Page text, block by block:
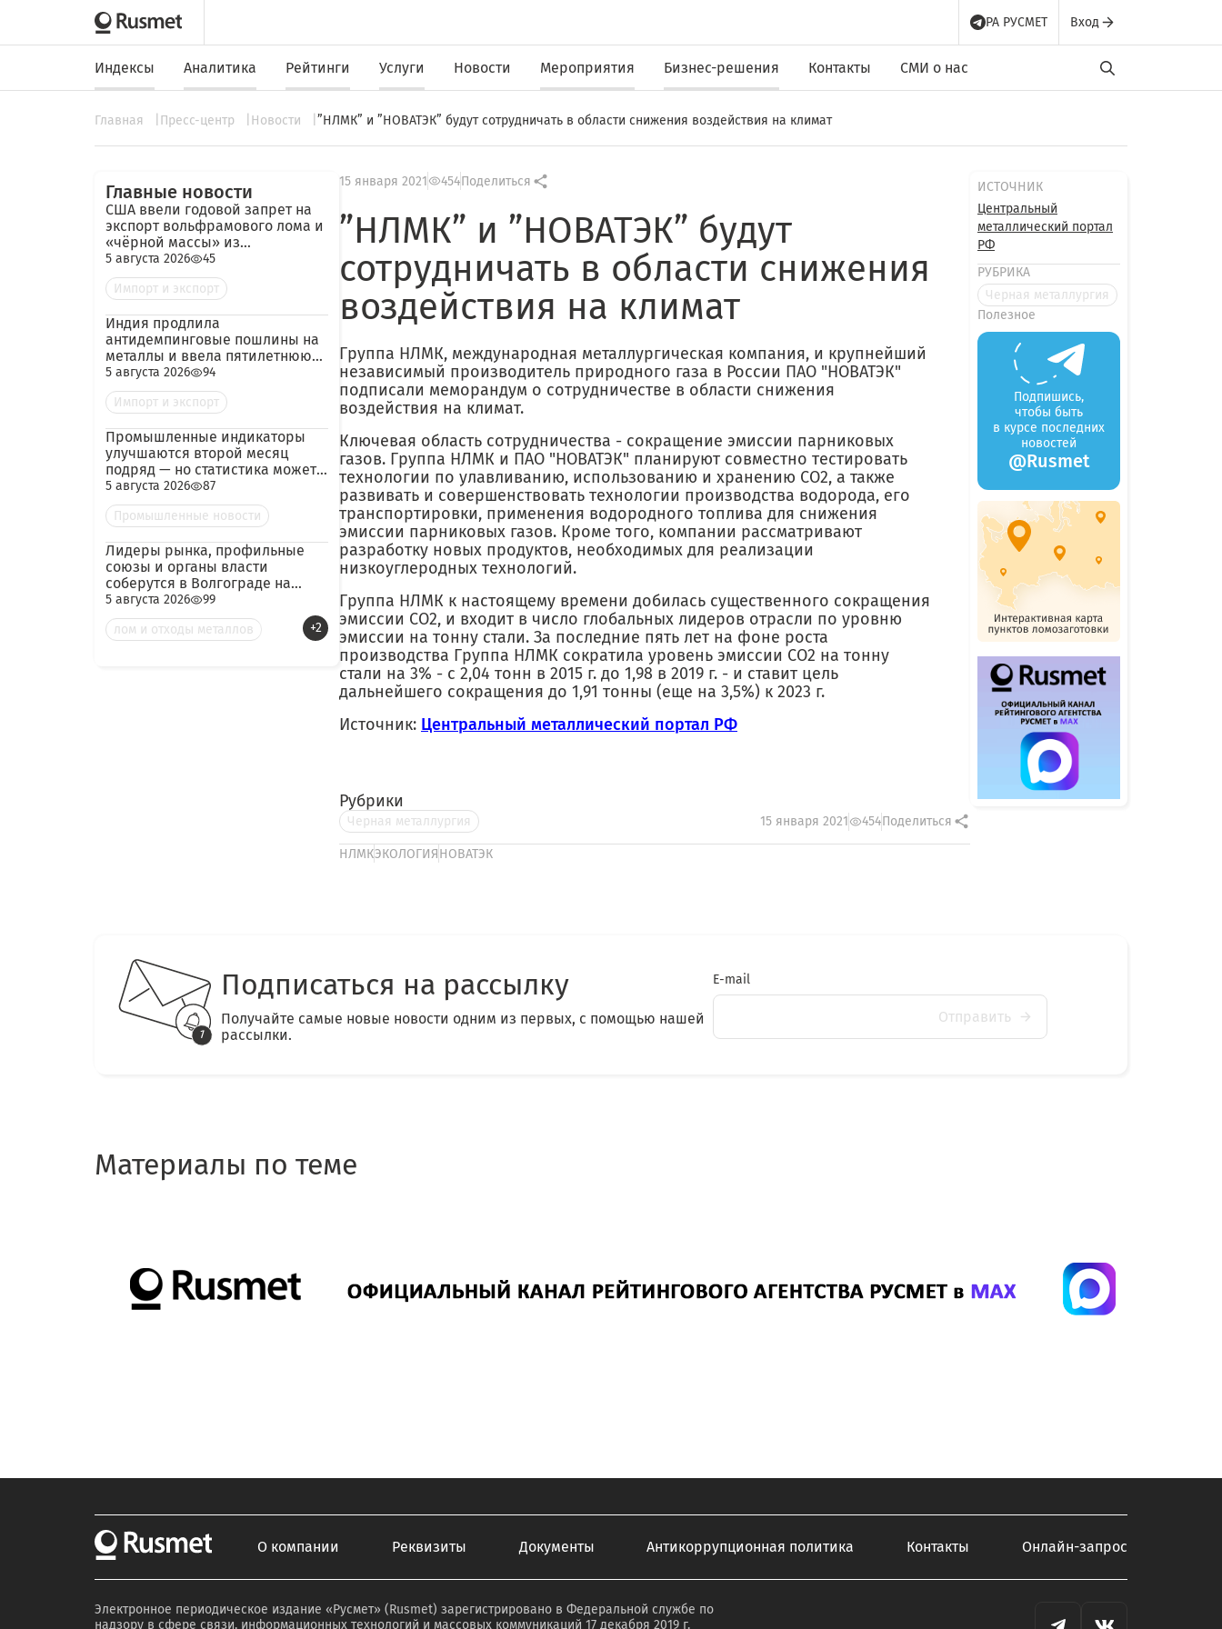
РА РУСМЕТ Вход
Индексы Аналитика Рейтинги Услуги Новости Мероприятия Бизнес-решения Контакты СМИ о нас
Главная Пресс-центр Новости ”НЛМК” и ”НОВАТЭК” будут сотрудничать в области снижения воздействия на климат
Главные новости
США ввели годовой запрет на
экспорт вольфрамового лома и
«чёрной массы» из
аккумуляторов
5 августа 2026
45
Импорт и экспорт
Индия продлила
антидемпинговые пошлины на
металлы и ввела пятилетнюю
пошлину на импорт кокса из
России
5 августа 2026
94
Импорт и экспорт
Промышленные индикаторы
улучшаются второй месяц
подряд — но статистика может
скрывать логистический
кризис
5 августа 2026
87
Промышленные новости
Лидеры рынка, профильные
союзы и органы власти
соберутся в Волгограде на
конференцию по металлолому
и металлургии
5 августа 2026
99
лом и отходы металлов
+2
15 января 2021 454Поделиться
”НЛМК” и ”НОВАТЭК” будут
сотрудничать в области снижения
воздействия на климат
Группа НЛМК, международная металлургическая компания, и крупнейший
независимый производитель природного газа в России ПАО "НОВАТЭК"
подписали меморандум о сотрудничестве в области снижения
воздействия на климат.
Ключевая область сотрудничества - сокращение эмиссии парниковых
газов. Группа НЛМК и ПАО "НОВАТЭК" планируют совместно тестировать
технологии по улавливанию, использованию и хранению СО2, а также
развивать и совершенствовать технологии производства водорода, его
транспортировки, применения водородного топлива для снижения
эмиссии парниковых газов. Кроме того, компании рассматривают
разработку новых продуктов, необходимых для реализации
низкоуглеродных технологий.
Группа НЛМК к настоящему времени добилась существенного сокращения
эмиссии СО2, и входит в число глобальных лидеров отрасли по уровню
эмиссии на тонну стали. За последние пять лет на фоне роста
производства Группа НЛМК сократила уровень эмиссии СО2 на тонну
стали на 3% - с 2,04 тонн в 2015 г. до 1,98 в 2019 г. - и ставит цель
дальнейшего сокращения до 1,91 тонны (еще на 3,5%) к 2023 г.
Источник: Центральный металлический портал РФ
Рубрики
Черная металлургия 15 января 2021 454Поделиться
НЛМКЭКОЛОГИЯНОВАТЭК
ИСТОЧНИК
Центральный
металлический портал
РФ
РУБРИКА
Черная металлургия
Полезное
Подпишись,
чтобы быть
в курсе последних
новостей
@Rusmet
Подписаться на рассылку
Получайте самые новые новости одним из первых, с помощью нашей
рассылки.
E-mail
Отправить
Материалы по теме
О компании Реквизиты Документы Антикоррупционная политика Контакты Онлайн-запрос
Электронное периодическое издание «Русмет» (Rusmet) зарегистрировано в Федеральной службе по
надзору в сфере связи, информационных технологий и массовых коммуникаций 17 декабря 2019 г.